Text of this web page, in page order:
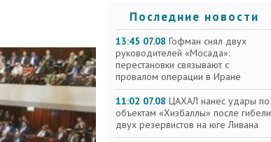
Последние новости
13:45 07.08 Гофман снял двух
руководителей «Мосада»:
перестановки связывают с
провалом операции в Иране
11:02 07.08 ЦАХАЛ нанес удары по
объектам «Хизбаллы» после гибели
двух резервистов на юге Ливана